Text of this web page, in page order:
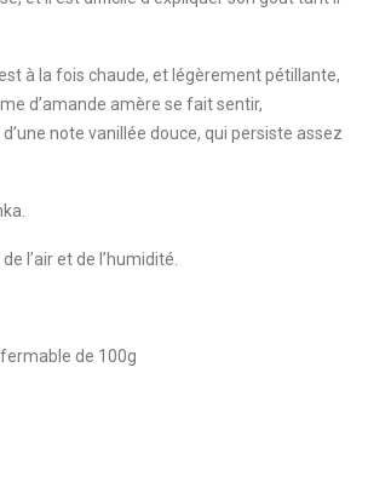
à la fois chaude, et légèrement pétillante,
d’amande amère se fait sentir,
note vanillée douce, qui persiste assez
l’air et de l’humidité.
de 100g